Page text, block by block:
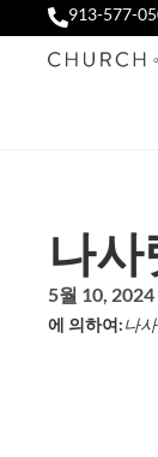
913-577-
나사
5월 10, 2024
에 의하여:나